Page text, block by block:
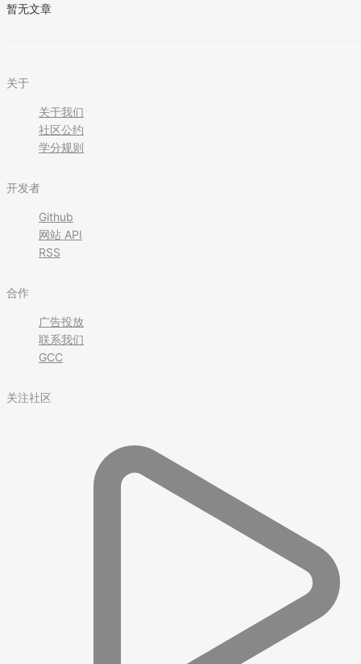
暂无文章
关于
关于我们
社区公约
学分规则
开发者
Github
网站 API
RSS
合作
广告投放
联系我们
GCC
关注社区